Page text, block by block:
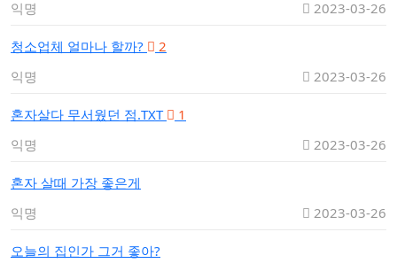
익명
2023-03-26
청소업체 얼마나 할까?
2
익명
2023-03-26
혼자살다 무서웠던 점.TXT
1
익명
2023-03-26
혼자 살때 가장 좋은게
익명
2023-03-26
오늘의 집인가 그거 좋아?